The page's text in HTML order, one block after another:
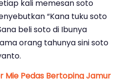
kali memesan soto
“Kana tuku soto
beli soto di Ibunya
orang tahunya sini soto
Mie Pedas Bertoping Jamur